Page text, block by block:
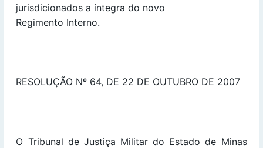
jurisdicionados a íntegra do novo
Regimento Interno.
RESOLUÇÃO Nº 64, DE 22 DE OUTUBRO DE 2007
O Tribunal de Justiça Militar do Estado de Minas